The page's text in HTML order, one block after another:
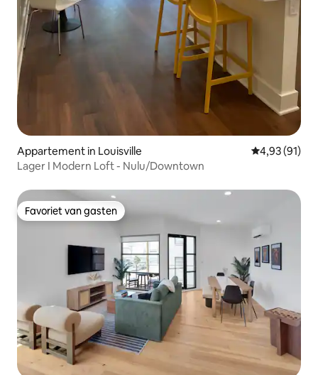
Appartement in Louisville Gemiddelde
4,93 (91)
Lager I Modern Loft - Nulu/Downtown
Favoriet van gasten
Favoriet van gasten